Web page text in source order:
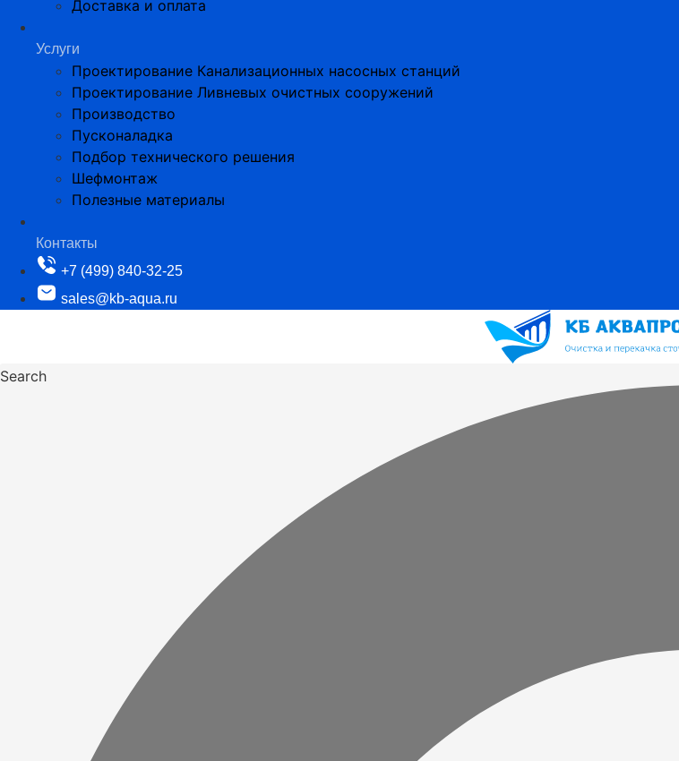
Доставка и оплата
Услуги
Проектирование Канализационных насосных станций
Проектирование Ливневых очистных сооружений
Производство
Пусконаладка
Подбор технического решения
Шефмонтаж
Полезные материалы
Контакты
+7 (499) 840-32-25
sales@kb-aqua.ru
Search